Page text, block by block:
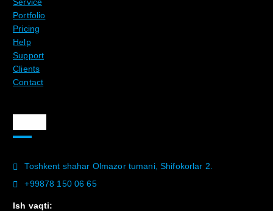
Portfolio
Pricing
Help
Support
Clients
Contact
Toshkent shahar Olmazor tumani, Shifokorlar 2.
+99878 150 06 65
Ish vaqti: